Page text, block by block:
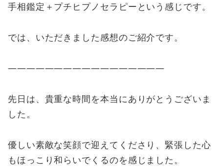
手相鑑定＋プチヒプノセラピーという感じです。
では、いただきました感想のご紹介です。
—————————————————
先日は、貴重な時間を本当にありがとうございま
した。
優しい素敵な笑顔で迎えてくださり、緊張した心
もほっこり和らいでくるのを感じました。